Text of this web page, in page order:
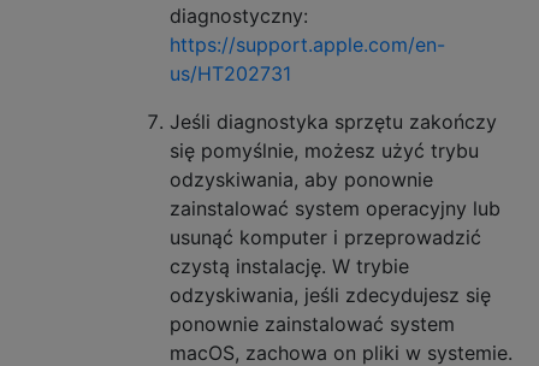
diagnostyczny:
https://support.apple.com/en-
us/HT202731
Jeśli diagnostyka sprzętu zakończy
się pomyślnie, możesz użyć trybu
odzyskiwania, aby ponownie
zainstalować system operacyjny lub
usunąć komputer i przeprowadzić
czystą instalację. W trybie
odzyskiwania, jeśli zdecydujesz się
ponownie zainstalować system
macOS, zachowa on pliki w systemie.